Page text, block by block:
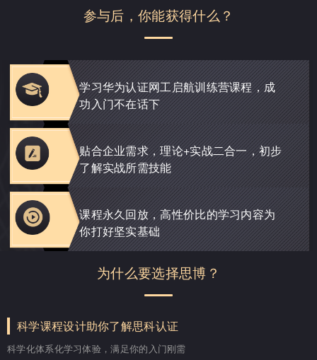
参与后，你能获得什么？
学习华为认证网工启航训练营课程，成
功入门不在话下
贴合企业需求，理论+实战二合一，初步
了解实战所需技能
课程永久回放，高性价比的学习内容为
你打好坚实基础
为什么要选择思博？
科学课程设计助你了解思科认证
科学化体系化学习体验，满足你的入门刚需